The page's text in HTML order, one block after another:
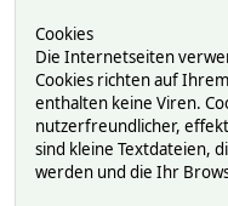
Cookies
Die Internetseiten
Cookies richten auf
enthalten keine Viren.
nutzerfreundlicher,
sind kleine Textdateien,
werden und die Ihr